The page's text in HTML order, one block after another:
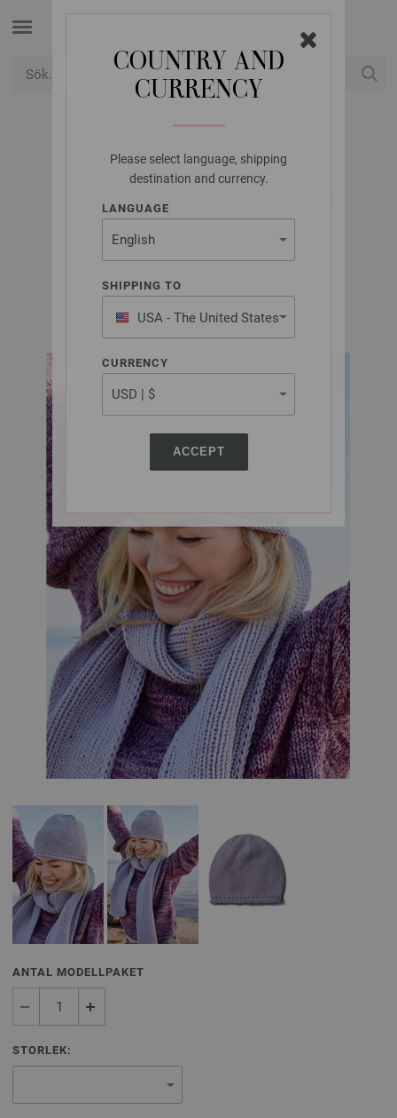
COUNTRY AND
CURRENCY
Please select language, shipping
destination and currency.
LANGUAGE
SHIPPING TO
USA - The United States
of America
CURRENCY
ACCEPT
LANA GROSSA
MÖSSA COOL WOOL
SUPERBIG
Merino Edition No. 4 | Modell 6
ANTAL MODELLPAKET
STORLEK: